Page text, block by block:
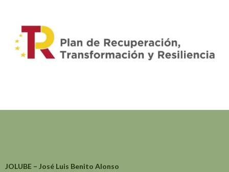
JOLUBE – José Luis Benito Alonso